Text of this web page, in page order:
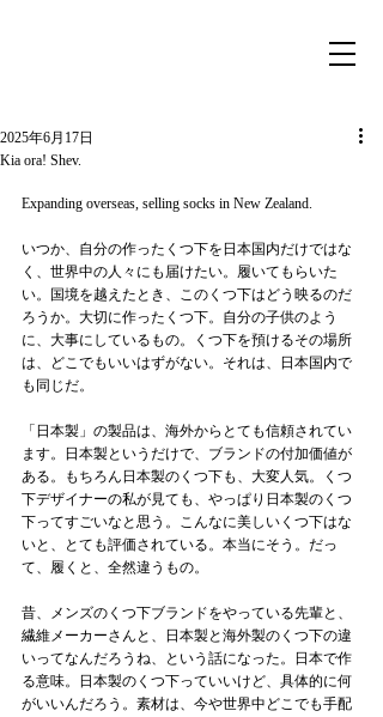
Kia ora! Shev.
2025年6月17日
Expanding overseas, selling socks in New Zealand.
いつか、自分の作ったくつ下を日本国内だけではな
く、世界中の人々にも届けたい。履いてもらいた
い。国境を越えたとき、このくつ下はどう映るのだ
ろうか。大切に作ったくつ下。自分の子供のよう
に、大事にしているもの。くつ下を預けるその場所
は、どこでもいいはずがない。それは、日本国内で
も同じだ。
「日本製」の製品は、海外からとても信頼されてい
ます。日本製というだけで、ブランドの付加価値が
ある。もちろん日本製のくつ下も、大変人気。くつ
下デザイナーの私が見ても、やっぱり日本製のくつ
下ってすごいなと思う。こんなに美しいくつ下はな
いと、とても評価されている。本当にそう。だっ
て、履くと、全然違うもの。
昔、メンズのくつ下ブランドをやっている先輩と、
繊維メーカーさんと、日本製と海外製のくつ下の違
いってなんだろうね、という話になった。日本で作
る意味。日本製のくつ下っていいけど、具体的に何
がいいんだろう。素材は、今や世界中どこでも手配